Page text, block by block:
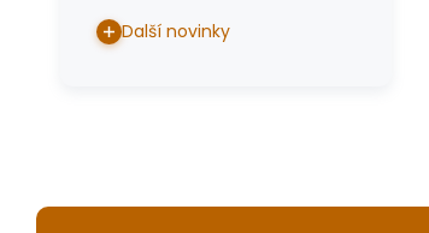
Další novinky